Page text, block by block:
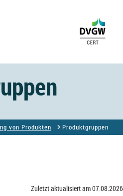
von Produkten Produktgruppen
Zuletzt aktualisiert am 07.08.2026